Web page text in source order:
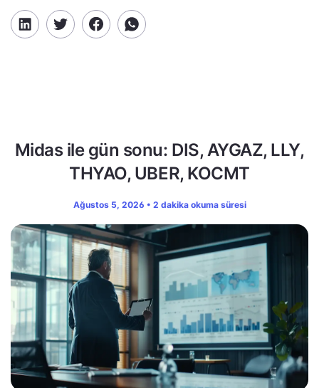
Midas ile gün sonu: DIS, AYGAZ, LLY,
THYAO, UBER, KOCMT
Ağustos 5, 2026 • 2 dakika okuma süresi